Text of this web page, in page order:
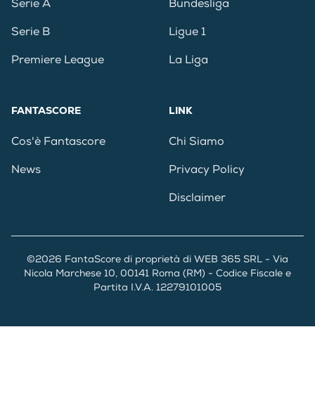
Serie A
Serie B
Premiere League
Bundesliga
Ligue 1
La Liga
FANTASCORE
Cos'è Fantascore
News
LINK
Chi Siamo
Privacy Policy
Disclaimer
©2026 FantaScore di proprietà di WEB 365 SRL - Via
Nicola Marchese 10, 00141 Roma (RM) - Codice Fiscale e
Partita I.V.A. 12279101005